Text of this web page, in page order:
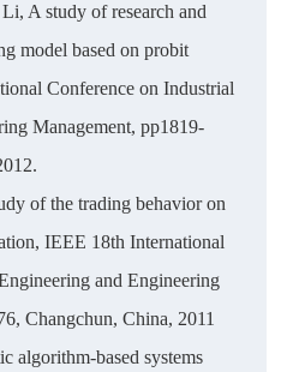
A study of research and
model based on probit
Conference on Industrial
Management, pp1819-
of the trading behavior on
IEEE 18th International
and Engineering
Changchun, China, 2011
algorithm-based systems